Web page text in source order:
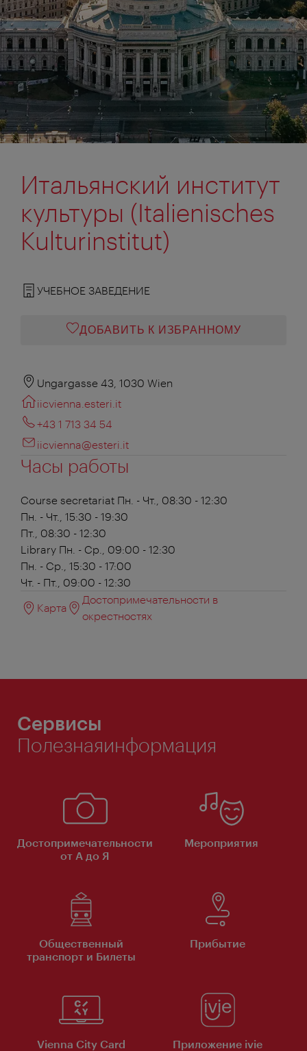
Итальянский институт
культуры (Italienisches
Kulturinstitut)
УЧЕБНОЕ ЗАВЕДЕНИЕ
ДОБАВИТЬ К ИЗБРАННОМУ
Ungargasse 43, 1030 Wien
iicvienna.esteri.it
+43 1 713 34 54
iicvienna@esteri.it
Часы работы
Course secretariat Пн. - Чт., 08:30 - 12:30
Пн. - Чт., 15:30 - 19:30
Пт., 08:30 - 12:30
Library Пн. - Ср., 09:00 - 12:30
Пн. - Ср., 15:30 - 17:00
Чт. - Пт., 09:00 - 12:30
Карта
Достопримечательности в
окрестностях
Сервисы
Полезнаяинформация
Достопримечательности
от А до Я
Мероприятия
Общественный
транспорт и Билеты
Прибытие
Vienna City Card Приложение ivie